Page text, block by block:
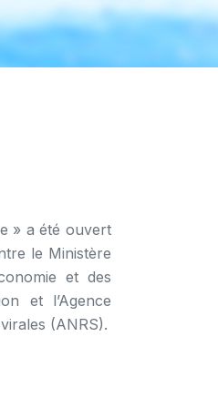
» a été ouvert
le Ministère
et des
et l’Agence
(ANRS).